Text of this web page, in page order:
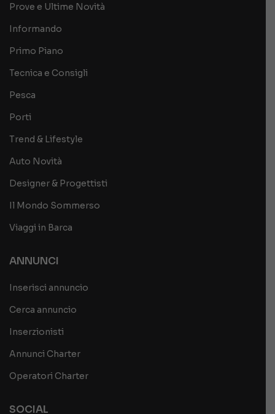
Prove e Ultime Novità
Informando
Primo Piano
Tecnica e Consigli
Pesca
Porti
Trend & Lifestyle
Auto Novità
Designer & Progettisti
Il Mondo Sommerso
Viaggi in Barca
ANNUNCI
Inserisci annuncio
Cerca annuncio
Inserzionisti
Annunci Charter
Operatori Charter
SOCIAL